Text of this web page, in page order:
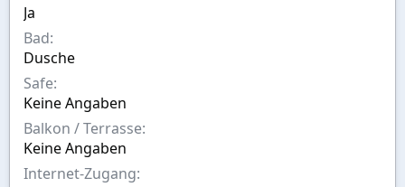
Ja
Bad
Dusche
Safe
Keine Angaben
Balkon / Terrasse
Keine Angaben
Internet-Zugang